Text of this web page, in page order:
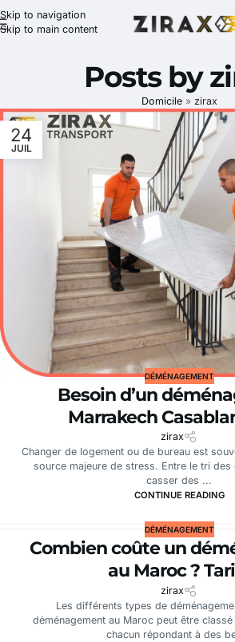
Skip to navigation
Skip to main content
Posts by
Domicile »zirax
24
JUIL
DÉMÉNAGEMENT
Besoin d’un
Marrakech
zirax
Changer de logement ou de bureau est
source majeure de stress. Entre le tri
casser des ...
CONTINUE READING
DÉMÉNAGEMENT
Combien coûte un
au Maroc ?
zirax
Les différents types de
déménagement au Maroc peut être classé
chacun répondant à des